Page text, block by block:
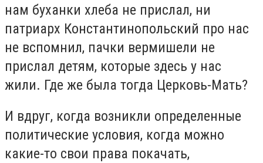
нам буханки хлеба не прислал, ни
патриарх Константинопольский про нас
не вспомнил, пачки вермишели не
прислал детям, которые здесь у нас
жили. Где же была тогда Церковь-Мать?
И вдруг, когда возникли определенные
политические условия, когда можно
какие-то свои права покачать,